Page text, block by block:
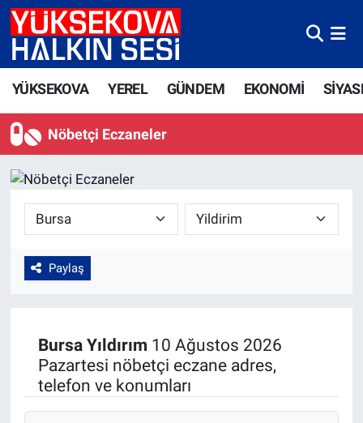
YÜKSEKOVA YEREL GÜNDEM EKONOMİ
Nöbetçi Eczaneler
Paylaş
Bursa Yıldırım 10 Ağustos 2026
Pazartesi nöbetçi eczane adres,
telefon ve konumları
Yüksekova Nöbetçi Eczaneler
Yüksekova Trafik Yoğunluk Haritası
Süper Lig Puan Durumu ve Fikstür
Tüm Manşetler
Son Dakika Haberleri